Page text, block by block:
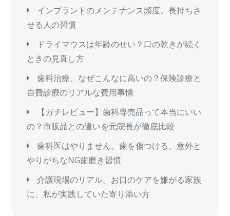
インプラントのメンテナンス頻度。長持ちさ
せる人の習慣
ドライマウスは年齢のせい？口の乾きが続く
ときの見直し方
歯科治療、なぜこんなに高いの？保険診療と
自費診療のリアルな費用事情
【ガチレビュー】歯科専売品って本当にいい
の？市販品との違いを元院長が徹底比較
歯科医はやりません。歯を傷つける、意外と
やりがちなNG歯磨き習慣
介護現場のリアル。お口のケアを嫌がる家族
に、私が実践していた寄り添い方